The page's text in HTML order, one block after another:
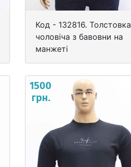
Код - 132816. Толстовка
чоловіча з бавовни на
манжеті
1500
грн.